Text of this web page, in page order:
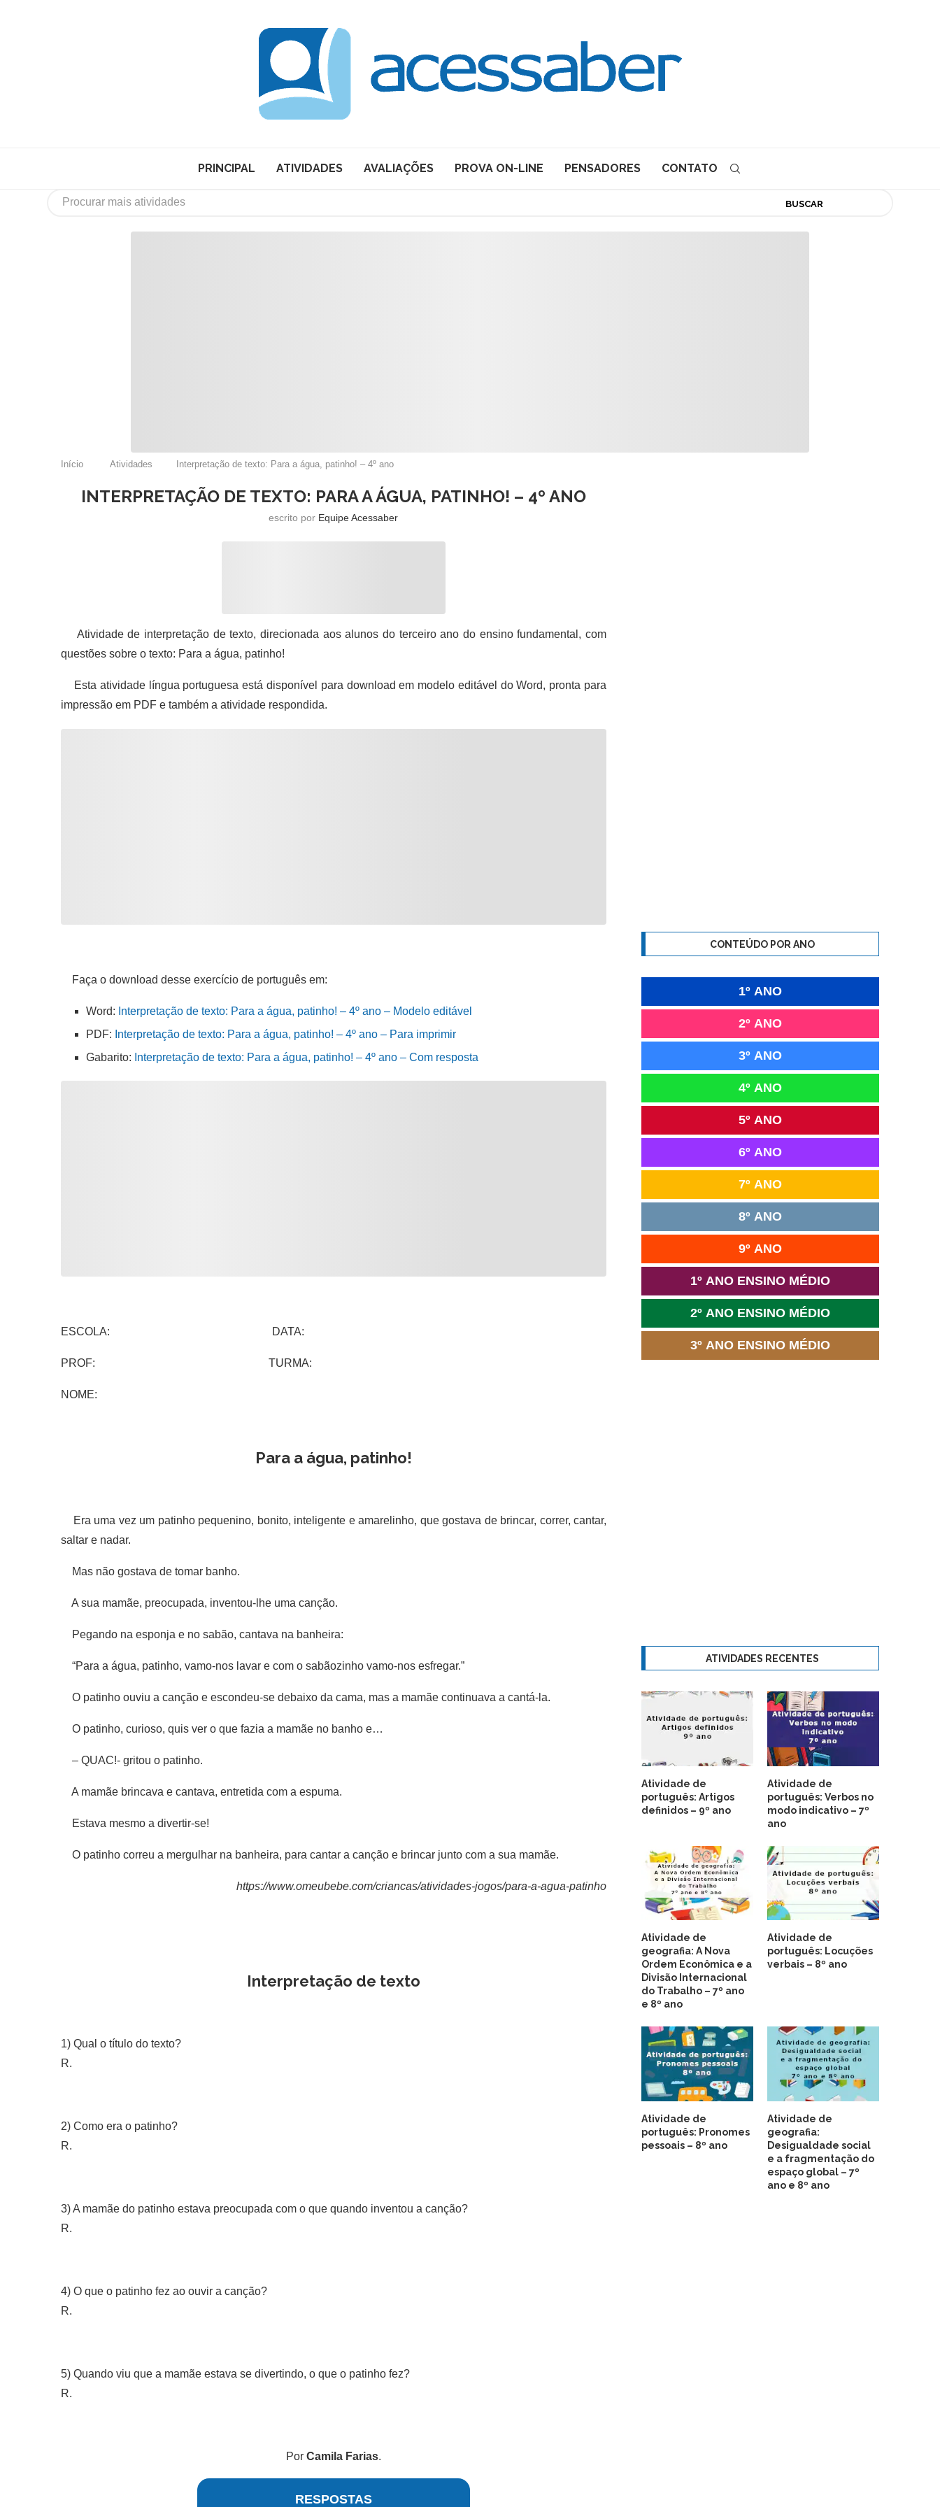
PRINCIPAL ATIVIDADES AVALIAÇÕES PROVA ON-LINE PENSADORES CONTATO
BUSCAR
Início Atividades Interpretação de texto: Para a água, patinho! – 4º ano
INTERPRETAÇÃO DE TEXTO: PARA A ÁGUA, PATINHO! – 4º ANO
escrito por Equipe Acessaber
Atividade de interpretação de texto, direcionada aos alunos do terceiro ano do ensino fundamental, com
questões sobre o texto: Para a água, patinho!
Esta atividade língua portuguesa está disponível para download em modelo editável do Word, pronta para
impressão em PDF e também a atividade respondida.
Faça o download desse exercício de português em:
Word: Interpretação de texto: Para a água, patinho! – 4º ano – Modelo editável
PDF: Interpretação de texto: Para a água, patinho! – 4º ano – Para imprimir
Gabarito: Interpretação de texto: Para a água, patinho! – 4º ano – Com resposta
ESCOLA: DATA:
PROF: TURMA:
NOME:
Para a água, patinho!
Era uma vez um patinho pequenino, bonito, inteligente e amarelinho, que gostava de brincar, correr, cantar,
saltar e nadar.
Mas não gostava de tomar banho.
A sua mamãe, preocupada, inventou-lhe uma canção.
Pegando na esponja e no sabão, cantava na banheira:
“Para a água, patinho, vamo-nos lavar e com o sabãozinho vamo-nos esfregar.”
O patinho ouviu a canção e escondeu-se debaixo da cama, mas a mamãe continuava a cantá-la.
O patinho, curioso, quis ver o que fazia a mamãe no banho e…
– QUAC!- gritou o patinho.
A mamãe brincava e cantava, entretida com a espuma.
Estava mesmo a divertir-se!
O patinho correu a mergulhar na banheira, para cantar a canção e brincar junto com a sua mamãe.
https://www.omeubebe.com/criancas/atividades-jogos/para-a-agua-patinho
Interpretação de texto
1) Qual o título do texto?
R.
2) Como era o patinho?
R.
3) A mamãe do patinho estava preocupada com o que quando inventou a canção?
R.
4) O que o patinho fez ao ouvir a canção?
R.
5) Quando viu que a mamãe estava se divertindo, o que o patinho fez?
R.
Por Camila Farias.
RESPOSTAS
CONTEÚDO POR ANO
1º ANO
2º ANO
3º ANO
4º ANO
5º ANO
6º ANO
7º ANO
8º ANO
9º ANO
1º ANO ENSINO MÉDIO
2º ANO ENSINO MÉDIO
3º ANO ENSINO MÉDIO
ATIVIDADES RECENTES
Atividade de
português: Artigos
definidos – 9º ano
Atividade de
português: Verbos no
modo indicativo – 7º
ano
Atividade de
geografia: A Nova
Ordem Econômica e a
Divisão Internacional
do Trabalho – 7º ano
e 8º ano
Atividade de
português: Locuções
verbais – 8º ano
Atividade de
português: Pronomes
pessoais – 8º ano
Atividade de
geografia:
Desigualdade social
e a fragmentação do
espaço global – 7º
ano e 8º ano